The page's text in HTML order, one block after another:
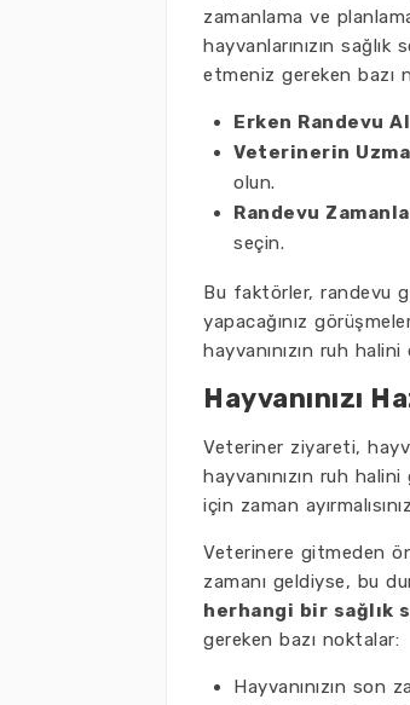
zamanlama ve
hayvanlarınızın
etmeniz gereken bazı
Erken Randevu
Veterinerin
olun.
Randevu
seçin.
Bu faktörler, randevu
yapacağınız
hayvanınızın ruh
Hayvanınızı
Veteriner ziyareti,
hayvanınızın ruh
için zaman
Veterinere gitmeden
zamanı geldiyse, bu
herhangi bir sağlık
gereken bazı noktalar:
Hayvanınızın son